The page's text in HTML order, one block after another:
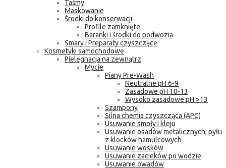
Taśmy
Maskowanie
Środki do konserwacji
Profile zamknięte
Baranki i środki do podwozia
Smary i Preparaty czyszczące
Kosmetyki samochodowe
Pielęgnacja na zewnątrz
Mycie
Piany Pre-Wash
Neutralne pH 6-9
Zasadowe pH 10-13
Wysoko zasadowe pH >13
Szampony
Silna chemia czyszcząca (APC)
Usuwanie smoły i kleju
Usuwanie osadów metalicznych, pyłu
z klocków hamulcowych
Usuwanie wosków
Usuwanie zacieków po wodzie
Usuwanie owadów